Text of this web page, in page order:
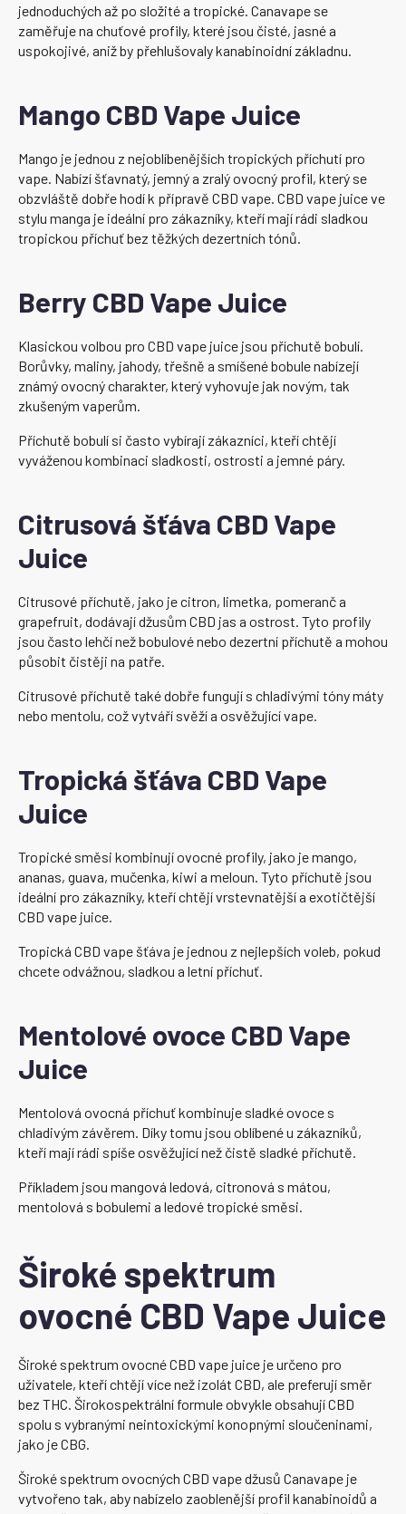
jednoduchých až po složité a tropické. Canavape se
zaměřuje na chuťové profily, které jsou čisté, jasné a
uspokojivé, aniž by přehlušovaly kanabinoidní základnu.
Mango CBD Vape Juice
Mango je jednou z nejoblíbenějších tropických příchutí pro
vape. Nabízí šťavnatý, jemný a zralý ovocný profil, který se
obzvláště dobře hodí k přípravě CBD vape. CBD vape juice ve
stylu manga je ideální pro zákazníky, kteří mají rádi sladkou
tropickou příchuť bez těžkých dezertních tónů.
Berry CBD Vape Juice
Klasickou volbou pro CBD vape juice jsou příchutě bobulí.
Borůvky, maliny, jahody, třešně a smíšené bobule nabízejí
známý ovocný charakter, který vyhovuje jak novým, tak
zkušeným vaperům.
Příchutě bobulí si často vybírají zákazníci, kteří chtějí
vyváženou kombinaci sladkosti, ostrosti a jemné páry.
Citrusová šťáva CBD Vape
Juice
Citrusové příchutě, jako je citron, limetka, pomeranč a
grapefruit, dodávají džusům CBD jas a ostrost. Tyto profily
jsou často lehčí než bobulové nebo dezertní příchutě a mohou
působit čistěji na patře.
Citrusové příchutě také dobře fungují s chladivými tóny máty
nebo mentolu, což vytváří svěží a osvěžující vape.
Tropická šťáva CBD Vape
Juice
Tropické směsi kombinují ovocné profily, jako je mango,
ananas, guava, mučenka, kiwi a meloun. Tyto příchutě jsou
ideální pro zákazníky, kteří chtějí vrstevnatější a exotičtější
CBD vape juice.
Tropická CBD vape šťáva je jednou z nejlepších voleb, pokud
chcete odvážnou, sladkou a letní příchuť.
Mentolové ovoce CBD Vape
Juice
Mentolová ovocná příchuť kombinuje sladké ovoce s
chladivým závěrem. Díky tomu jsou oblíbené u zákazníků,
kteří mají rádi spíše osvěžující než čistě sladké příchutě.
Příkladem jsou mangová ledová, citronová s mátou,
mentolová s bobulemi a ledové tropické směsi.
Široké spektrum
ovocné CBD Vape Juice
Široké spektrum ovocné CBD vape juice je určeno pro
uživatele, kteří chtějí více než izolát CBD, ale preferují směr
bez THC. Širokospektrální formule obvykle obsahují CBD
spolu s vybranými neintoxickými konopnými sloučeninami,
jako je CBG.
Široké spektrum ovocných CBD vape džusů Canavape je
vytvořeno tak, aby nabízelo zaoblenější profil kanabinoidů a